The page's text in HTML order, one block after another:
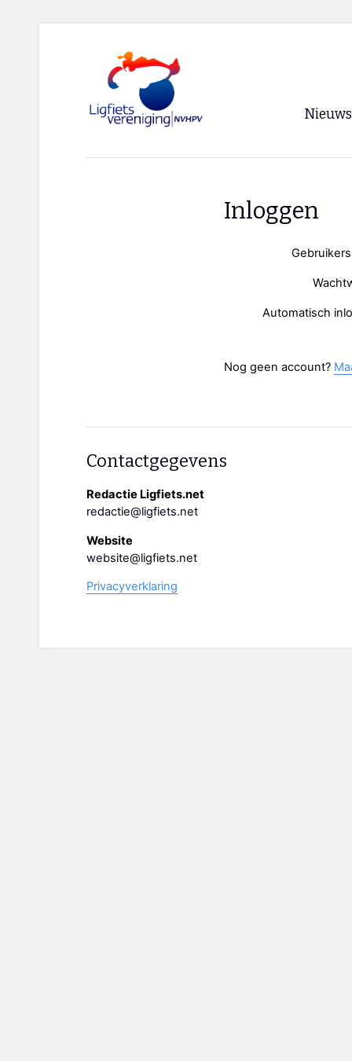
Nieuws
Inloggen
Automatisch
Nog geen account?
Contactgegevens
Redactie Ligfiets.net
redactie@ligfiets.net
Website
website@ligfiets.net
Privacyverklaring